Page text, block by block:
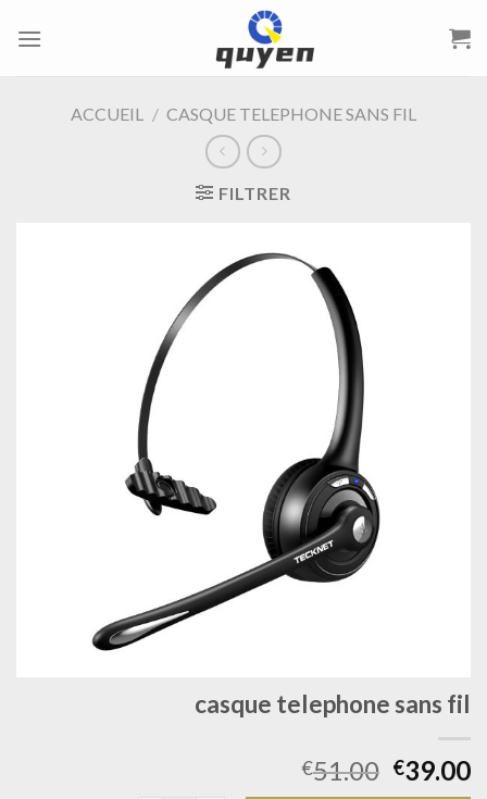
ACCUEIL / CASQUE TELEPHONE SANS FIL
FILTRER
casque telephone sans fil
€51.00 €39.00